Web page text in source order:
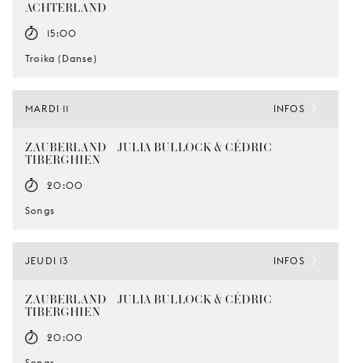
ACHTERLAND
15:00
Troika (Danse)
MARDI 11
ZAUBERLAND – JULIA BULLOCK & CÉDRIC
TIBERGHIEN
20:00
Songs
INFOS
JEUDI 13
ZAUBERLAND – JULIA BULLOCK & CÉDRIC
TIBERGHIEN
20:00
INFOS